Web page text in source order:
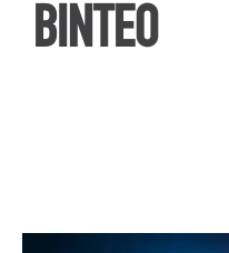
ΒΙΝΤΕΟ